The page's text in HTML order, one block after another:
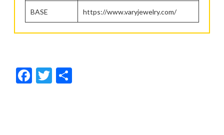
BASE https://www.varyjewelry.com/
F
ac
T
w